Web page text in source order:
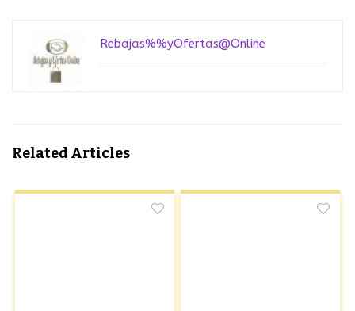
Rebajas%%yOfertas@Online
Related Articles